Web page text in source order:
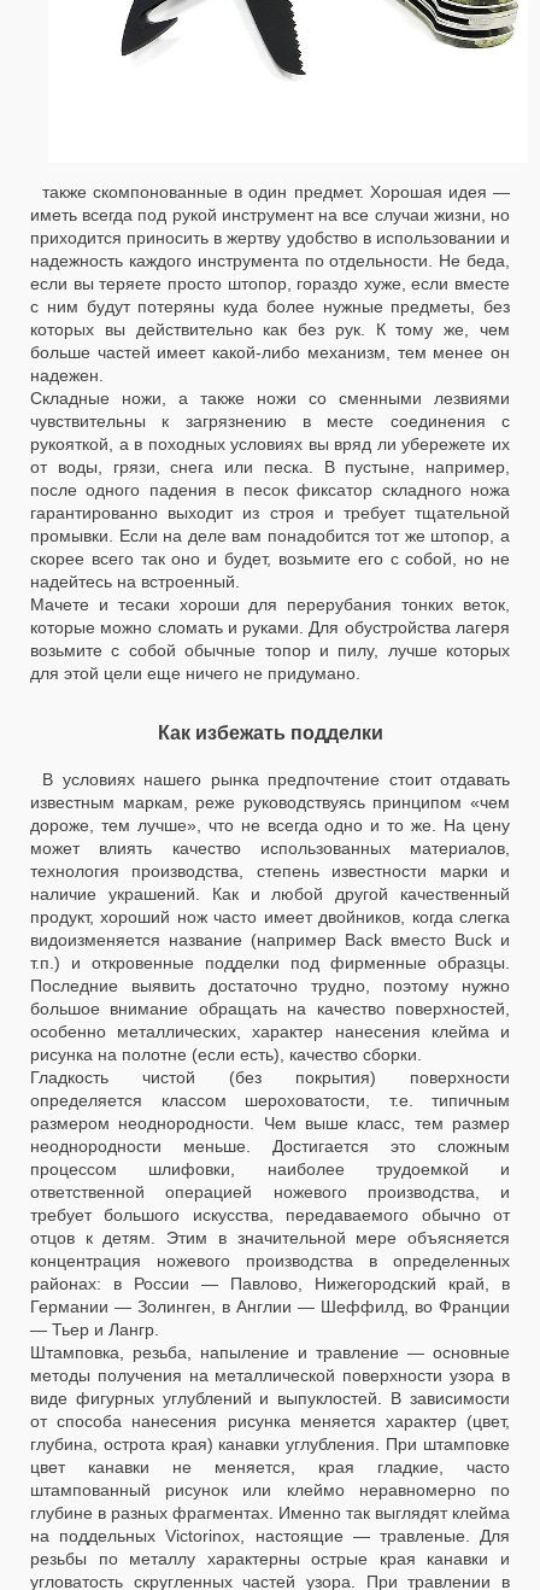
также скомпонованные в один предмет. Хорошая идея —
иметь всегда под рукой инструмент на все случаи жизни, но
приходится приносить в жертву удобство в использовании и
надежность каждого инструмента по отдельности. Не беда,
если вы теряете просто штопор, гораздо хуже, если вместе
с ним будут потеряны куда более нужные предметы, без
которых вы действительно как без рук. К тому же, чем
больше частей имеет какой-либо механизм, тем менее он
надежен.
Складные ножи, а также ножи со сменными лезвиями
чувствительны к загрязнению в месте соединения с
рукояткой, а в походных условиях вы вряд ли убережете их
от воды, грязи, снега или песка. В пустыне, например,
после одного падения в песок фиксатор складного ножа
гарантированно выходит из строя и требует тщательной
промывки. Если на деле вам понадобится тот же штопор, а
скорее всего так оно и будет, возьмите его с собой, но не
надейтесь на встроенный.
Мачете и тесаки хороши для перерубания тонких веток,
которые можно сломать и руками. Для обустройства лагеря
возьмите с собой обычные топор и пилу, лучше которых
для этой цели еще ничего не придумано.
Как избежать подделки
В условиях нашего рынка предпочтение стоит отдавать
известным маркам, реже руководствуясь принципом «чем
дороже, тем лучше», что не всегда одно и то же. На цену
может влиять качество использованных материалов,
технология производства, степень известности марки и
наличие украшений. Как и любой другой качественный
продукт, хороший нож часто имеет двойников, когда слегка
видоизменяется название (например Back вместо Buck и
т.п.) и откровенные подделки под фирменные образцы.
Последние выявить достаточно трудно, поэтому нужно
большое внимание обращать на качество поверхностей,
особенно металлических, характер нанесения клейма и
рисунка на полотне (если есть), качество сборки.
Гладкость чистой (без покрытия) поверхности
определяется классом шероховатости, т.е. типичным
размером неоднородности. Чем выше класс, тем размер
неоднородности меньше. Достигается это сложным
процессом шлифовки, наиболее трудоемкой и
ответственной операцией ножевого производства, и
требует большого искусства, передаваемого обычно от
отцов к детям. Этим в значительной мере объясняется
концентрация ножевого производства в определенных
районах: в России — Павлово, Нижегородский край, в
Германии — Золинген, в Англии — Шеффилд, во Франции
— Тьер и Лангр.
Штамповка, резьба, напыление и травление — основные
методы получения на металлической поверхности узора в
виде фигурных углублений и выпуклостей. В зависимости
от способа нанесения рисунка меняется характер (цвет,
глубина, острота края) канавки углубления. При штамповке
цвет канавки не меняется, края гладкие, часто
штампованный рисунок или клеймо неравномерно по
глубине в разных фрагментах. Именно так выглядят клейма
на поддельных Victorinox, настоящие — травленые. Для
резьбы по металлу характерны острые края канавки и
угловатость скругленных частей узора. При травлении в